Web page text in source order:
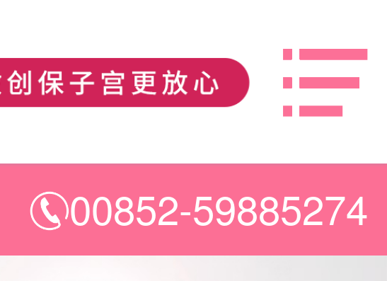
00852-59885274